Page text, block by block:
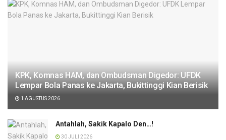
KPK, Komnas HAM, dan Ombudsman Digedor: UFDK
Lempar Bola Panas ke Jakarta, Bukittinggi Kian Berisik
1 AGUSTUS 2026
Antahlah, Sakik Kapalo Den…!
30 JULI 2026